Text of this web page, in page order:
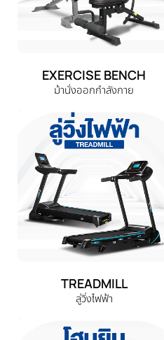
EXERCISE BENCH
ม้านั่งออกกำลังกาย
TREADMILL
ลู่วิ่งไฟฟ้า